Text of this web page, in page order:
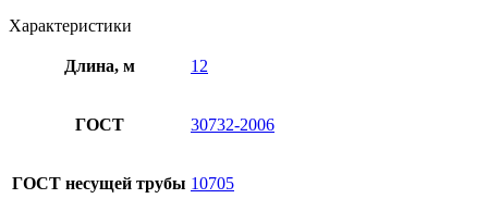
Характеристики
Длина, м 12
ГОСТ 30732-2006
ГОСТ несущей трубы 10705